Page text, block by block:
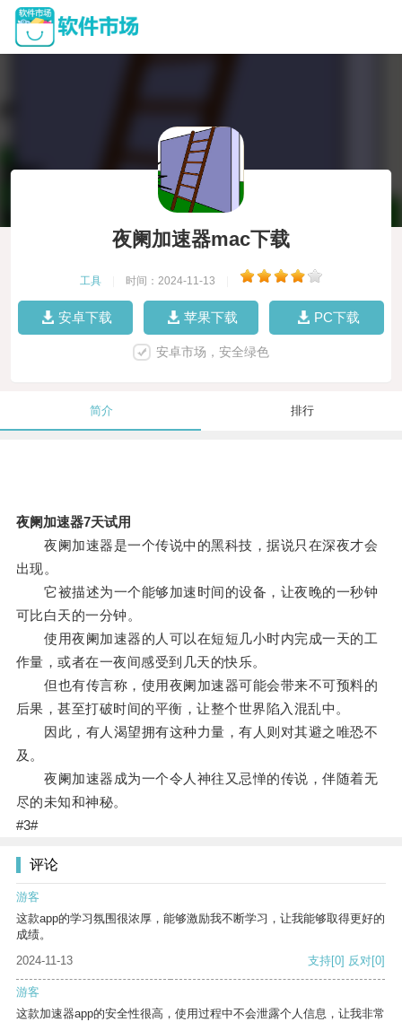
夜阑加速器mac下载
工具 时间：2024-11-13
安卓下载 苹果下载 PC下载
安卓市场，安全绿色
简介 排行
夜阑加速器7天试用
夜阑加速器是一个传说中的黑科技，据说只在深夜才会
出现。
它被描述为一个能够加速时间的设备，让夜晚的一秒钟
可比白天的一分钟。
使用夜阑加速器的人可以在短短几小时内完成一天的工
作量，或者在一夜间感受到几天的快乐。
但也有传言称，使用夜阑加速器可能会带来不可预料的
后果，甚至打破时间的平衡，让整个世界陷入混乱中。
因此，有人渴望拥有这种力量，有人则对其避之唯恐不
及。
夜阑加速器成为一个令人神往又忌惮的传说，伴随着无
尽的未知和神秘。
#3#
评论
游客
这款app的学习氛围很浓厚，能够激励我不断学习，让我能够取得更好的
成绩。
2024-11-13
支持[0] 反对[0]
游客
这款加速器app的安全性很高，使用过程中不会泄露个人信息，让我非常